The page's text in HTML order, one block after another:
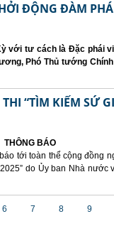
ĐỘNG ĐÀM
với tư cách là Đặc phái
Phó Thủ tướng
“TÌM KIẾM SỨ
THÔNG BÁO
tới toàn thể cộng đồng
do Ủy ban Nhà
6 7 8 9